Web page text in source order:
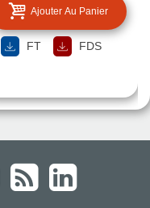
Ajouter Au Panier
FT FDS